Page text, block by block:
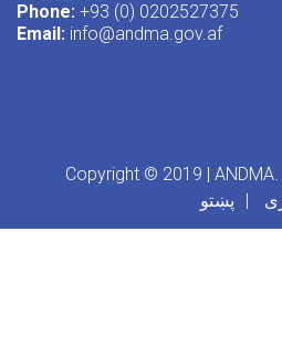
Phone: +93 (0) 0202527375
Email: info@andma.gov.af
Copyright © 2019 |
پښتو